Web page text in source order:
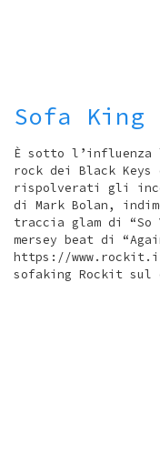
Sofa
È sotto
rock dei Black Keys
rispolverati gli
di Mark Bolan,
traccia glam di
mersey beat di
https://
sofaking Rockit sul